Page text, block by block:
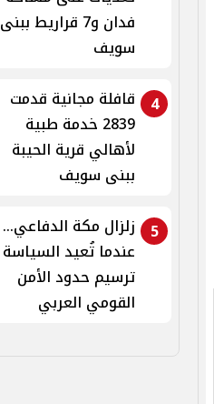
فدان و7 قراريط ببنى
سويف
4
قافلة مجانية قدمت
2839 خدمة طبية
لأهالي قرية الحيبة
ببنى سويف
5
زلزال مكة الدفاعي...
عندما تُعيد السياسة
ترسيم حدود الأمن
القومي العربي